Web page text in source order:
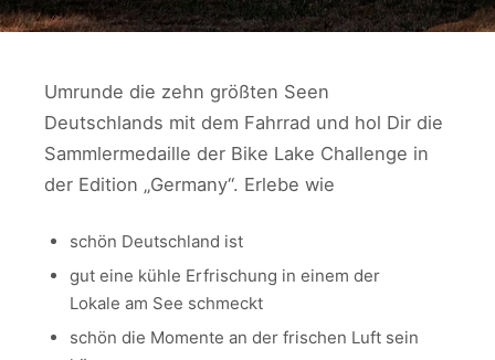
Umrunde die zehn größten Seen
Deutschlands mit dem Fahrrad und hol Dir die
Sammlermedaille der Bike Lake Challenge in
der Edition „Germany“. Erlebe wie
schön Deutschland ist
gut eine kühle Erfrischung in einem der
Lokale am See schmeckt
schön die Momente an der frischen Luft sein